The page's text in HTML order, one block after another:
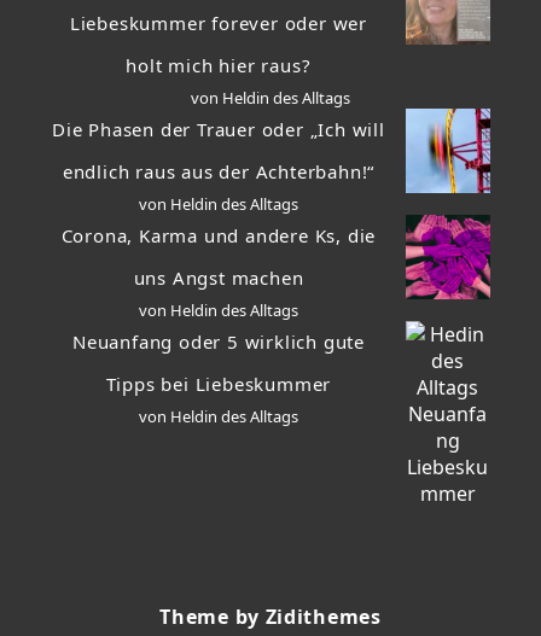
Liebeskummer forever oder wer
holt mich hier raus?
von Heldin des Alltags
Die Phasen der Trauer oder „Ich will
endlich raus aus der Achterbahn!“
von Heldin des Alltags
Corona, Karma und andere Ks, die
uns Angst machen
von Heldin des Alltags
Neuanfang oder 5 wirklich gute
Tipps bei Liebeskummer
von Heldin des Alltags
Theme by Zidithemes